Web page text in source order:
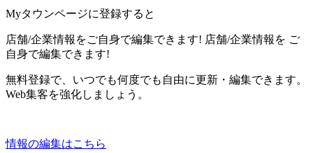
Myタウンページに登録すると
店舗/企業情報をご自身で編集できます! 店舗/企業情報を ご
自身で編集できます!
無料登録で、いつでも何度でも自由に更新・編集できます。
Web集客を強化しましょう。
情報の編集はこちら